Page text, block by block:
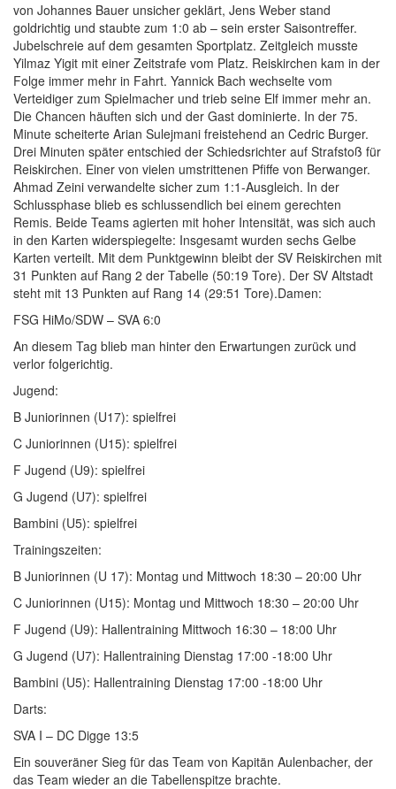
von Johannes Bauer unsicher geklärt, Jens Weber stand
goldrichtig und staubte zum 1:0 ab – sein erster Saisontreffer.
Jubelschreie auf dem gesamten Sportplatz. Zeitgleich musste
Yilmaz Yigit mit einer Zeitstrafe vom Platz. Reiskirchen kam in der
Folge immer mehr in Fahrt. Yannick Bach wechselte vom
Verteidiger zum Spielmacher und trieb seine Elf immer mehr an.
Die Chancen häuften sich und der Gast dominierte. In der 75.
Minute scheiterte Arian Sulejmani freistehend an Cedric Burger.
Drei Minuten später entschied der Schiedsrichter auf Strafstoß für
Reiskirchen. Einer von vielen umstrittenen Pfiffe von Berwanger.
Ahmad Zeini verwandelte sicher zum 1:1-Ausgleich. In der
Schlussphase blieb es schlussendlich bei einem gerechten
Remis. Beide Teams agierten mit hoher Intensität, was sich auch
in den Karten widerspiegelte: Insgesamt wurden sechs Gelbe
Karten verteilt. Mit dem Punktgewinn bleibt der SV Reiskirchen mit
31 Punkten auf Rang 2 der Tabelle (50:19 Tore). Der SV Altstadt
steht mit 13 Punkten auf Rang 14 (29:51 Tore).Damen:
FSG HiMo/SDW – SVA 6:0
An diesem Tag blieb man hinter den Erwartungen zurück und
verlor folgerichtig.
Jugend:
B Juniorinnen (U17): spielfrei
C Juniorinnen (U15): spielfrei
F Jugend (U9): spielfrei
G Jugend (U7): spielfrei
Bambini (U5): spielfrei
Trainingszeiten:
B Juniorinnen (U 17): Montag und Mittwoch 18:30 – 20:00 Uhr
C Juniorinnen (U15): Montag und Mittwoch 18:30 – 20:00 Uhr
F Jugend (U9): Hallentraining Mittwoch 16:30 – 18:00 Uhr
G Jugend (U7): Hallentraining Dienstag 17:00 -18:00 Uhr
Bambini (U5): Hallentraining Dienstag 17:00 -18:00 Uhr
Darts:
SVA I – DC Digge 13:5
Ein souveräner Sieg für das Team von Kapitän Aulenbacher, der
das Team wieder an die Tabellenspitze brachte.